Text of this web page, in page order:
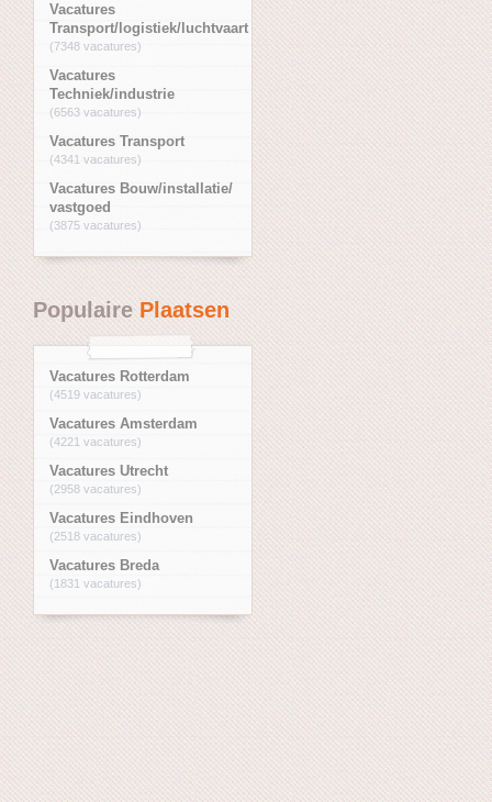
Vacatures
Transport/logistiek/luchtvaart
(7348 vacatures)
Vacatures
Techniek/industrie
(6563 vacatures)
Vacatures Transport
(4341 vacatures)
Vacatures Bouw/installatie/
vastgoed
(3875 vacatures)
PopulairePlaatsen
Vacatures Rotterdam
(4519 vacatures)
Vacatures Amsterdam
(4221 vacatures)
Vacatures Utrecht
(2958 vacatures)
Vacatures Eindhoven
(2518 vacatures)
Vacatures Breda
(1831 vacatures)